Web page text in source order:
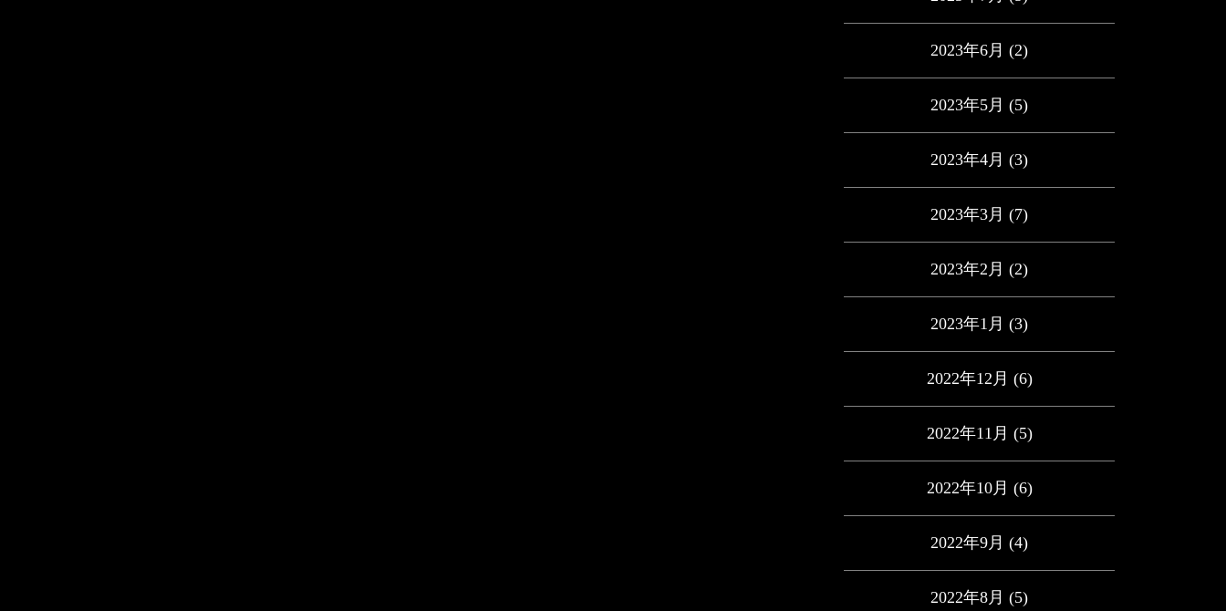
2023年6月 (2)
2023年5月 (5)
2023年4月 (3)
2023年3月 (7)
2023年2月 (2)
2023年1月 (3)
2022年12月 (6)
2022年11月 (5)
2022年10月 (6)
2022年9月 (4)
2022年8月 (5)